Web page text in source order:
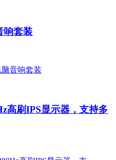
响套装
高刷IPS显示器，支持多